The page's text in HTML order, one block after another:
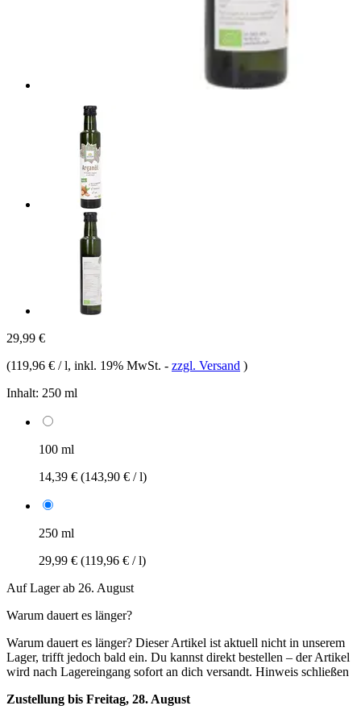
29,99 €
(119,96 € / l, inkl. 19% MwSt. - zzgl. Versand )
Inhalt: 250 ml
100 ml
14,39 € (143,90 € / l)
250 ml
29,99 € (119,96 € / l)
Auf Lager ab 26. August
Warum dauert es länger?
Warum dauert es länger? Dieser Artikel ist aktuell nicht in unserem
Lager, trifft jedoch bald ein. Du kannst direkt bestellen – der Artikel
wird nach Lagereingang sofort an dich versandt. Hinweis schließen
Zustellung bis Freitag, 28. August